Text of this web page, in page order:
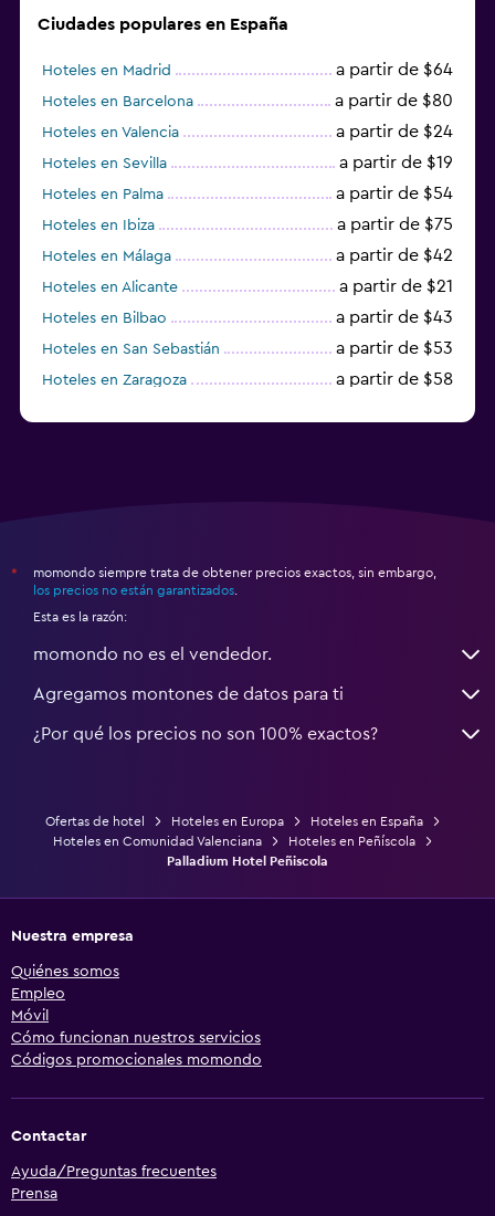
Ciudades populares en España
Hoteles en Madrid a partir de $64
Hoteles en Barcelona a partir de $80
Hoteles en Valencia a partir de $24
Hoteles en Sevilla a partir de $19
Hoteles en Palma a partir de $54
Hoteles en Ibiza a partir de $75
Hoteles en Málaga a partir de $42
Hoteles en Alicante a partir de $21
Hoteles en Bilbao a partir de $43
Hoteles en San Sebastián a partir de $53
Hoteles en Zaragoza a partir de $58
*
momondo siempre trata de obtener precios exactos, sin embargo,
los precios no están garantizados
Esta es la razón:
momondo no es el vendedor.
Agregamos montones de datos para ti
¿Por qué los precios no son 100% exactos?
Ofertas de hotel Hoteles en Europa
Hoteles en España
Hoteles en Comunidad Valenciana
Hoteles en Peñíscola
Palladium Hotel Peñiscola
Nuestra empresa
Quiénes somos
Empleo
Móvil
Cómo funcionan nuestros servicios
Códigos promocionales momondo
Contactar
Ayuda/Preguntas frecuentes
Prensa